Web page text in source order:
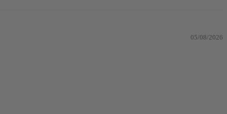
05/08/2026